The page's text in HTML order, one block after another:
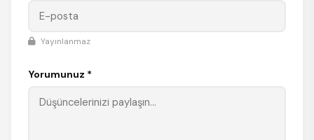
Yayınlanmaz
Yorumunuz *